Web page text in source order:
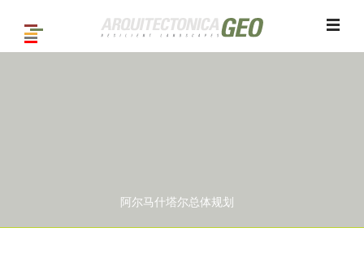
阿尔马什塔尔总体规划